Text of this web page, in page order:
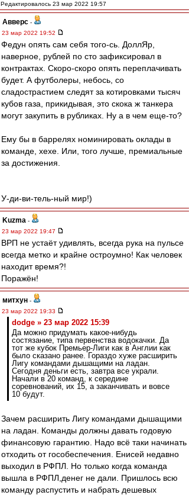
Редактировалось 23 мар 2022 19:57
Авверс -
23 мар 2022 19:52
Федун опять сам себя того-сь. ДоллЯр,
наверное, рублей по сто зафиксировал в
контрактах. Скоро-скоро опять переплачивать
будет. А футболеры, небось, со
сладострастием следят за котировками тысяч
кубов газа, прикидывая, это скока ж танкера
могут закупить в рубликах. Ну а в чем еще-то?
Ему бы в баррелях номинировать оклады в
команде, хехе. Или, того лучше, премиальные
за достижения.
У-ди-ви-тель-ный мир!)
Kuzma -
23 мар 2022 19:47
ВРП не устаёт удивлять, всегда рука на пульсе
всегда метко и крайне остроумно! Как человек
находит время?!
Поражён!
митхун -
23 мар 2022 19:33
dodge » 23 мар 2022 15:39
Да можно придумать какое-нибудь
состязание, типа первенства водокачки. Да
тот же кубок Премьер-Лиги как в Англии как
было сказано ранее. Гораздо хуже расширить
Лигу командами дышащими на ладан.
Сегодня деньги есть, завтра все украли.
Начали в 20 команд, к середине
соревнований, их 15, а заканчивать и вовсе
10 будут.
Зачем расширить Лигу командами дышащими
на ладан. Команды должны давать годовую
финансовую гарантию. Надо всё таки начинать
отходить от гособеспечения. Енисей недавно
выходил в РФПЛ. Но только когда команда
вышла в РФПЛ,денег не дали. Пришлось всю
команду распустить и набрать дешевых